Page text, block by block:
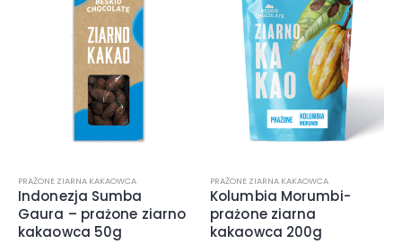
PRAŻONE ZIARNA KAKAOWCA
Indonezja Sumba
Gaura – prażone ziarno
kakaowca 50g
PRAŻONE ZIARNA KAKAOWCA
Kolumbia Morumbi-
prażone ziarna
kakaowca 200g